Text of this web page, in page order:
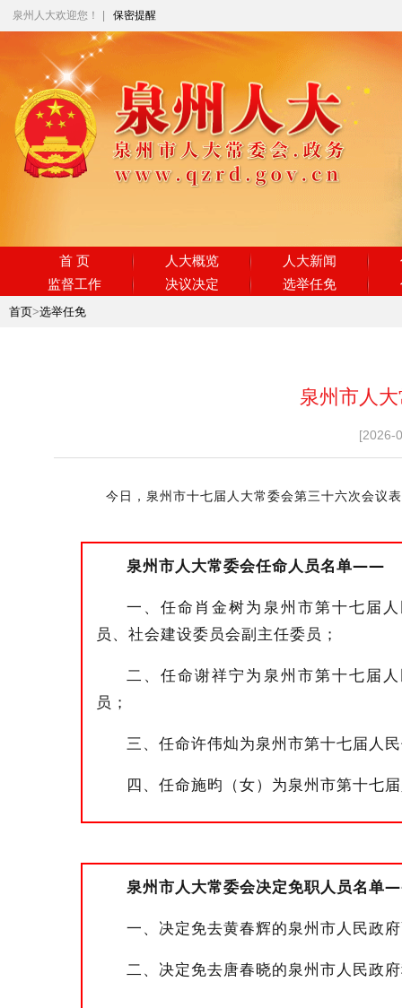
泉州人大欢迎您！ 保密提醒
首 页 人大概览 人大新闻
监督工作
决议决定 选举任免
首页>选举任免
泉州市人
[2026-
今日 ，泉州市十七届人大常委会第三十六次会议
泉州市人大常委会任命人员名单——
一、任命肖金树为泉州市第十七届
员、社会建设委员会副主任委员；
二、任命谢祥宁为泉州市第十七届
员；
三、任命许伟灿为泉州市第十七届人
四、任命施昀（女）为泉州市第十七
泉州市人大常委会决定免职人员名单
一、决定免去黄春辉的泉州市人民政
二、决定免去唐春晓的泉州市人民政